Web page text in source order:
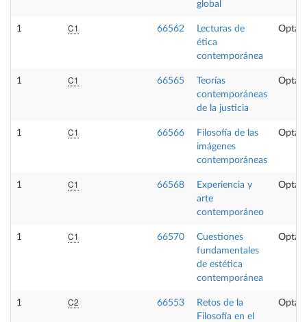
global
1 C1 66562
Lecturas de
ética
contemporánea
1 C1 66565
Teorías
contemporáneas
de la justicia
1 C1 66566
Filosofía de las
imágenes
contemporáneas
1 C1 66568
Experiencia y
arte
contemporáneo
1 C1 66570
Cuestiones
fundamentales
de estética
contemporánea
1 C2 66553
Retos de la
Filosofía en el